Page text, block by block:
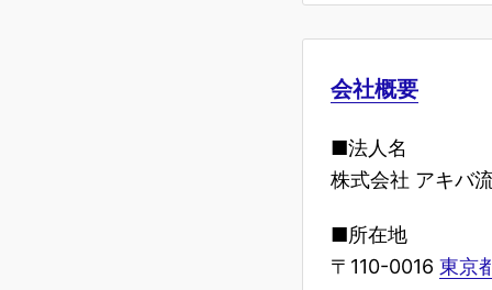
会社概要
■法人名
株式会社 アキバ
■所在地
〒110-0016 東京